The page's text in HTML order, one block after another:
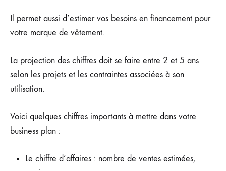
Il permet aussi d’estimer vos besoins en financement pour
votre marque de vêtement.
La projection des chiffres doit se faire entre 2 et 5 ans
selon les projets et les contraintes associées à son
utilisation.
Voici quelques chiffres importants à mettre dans votre
business plan :
Le chiffre d’affaires : nombre de ventes estimées,